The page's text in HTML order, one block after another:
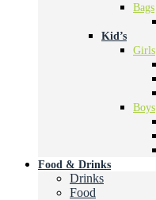
Bags
Kid’s
Girls
Boys
Food & Drinks
Drinks
Food